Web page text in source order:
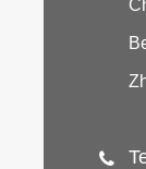
